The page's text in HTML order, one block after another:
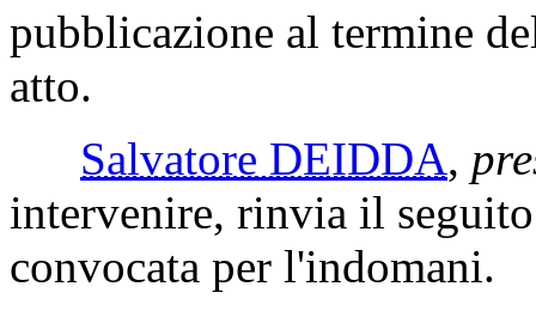
pubblicazione al termine
atto.
Salvatore DEIDDA,
intervenire, rinvia il
convocata per l'indomani.